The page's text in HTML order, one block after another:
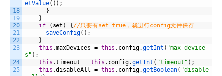
18
19
20
21
22
23
24
25
etValue( ) ) ;
}
}
if
( set ) { //只要有set=true，就进行config文件保存
saveConfig( ) ;
}
this .maxDevices = this . config.getInt ( "max-device
s" ) ;
this .timeout = this . config.getInt ( "timeout" ) ;
this .disableAll = this . config.getBoolean( "disable